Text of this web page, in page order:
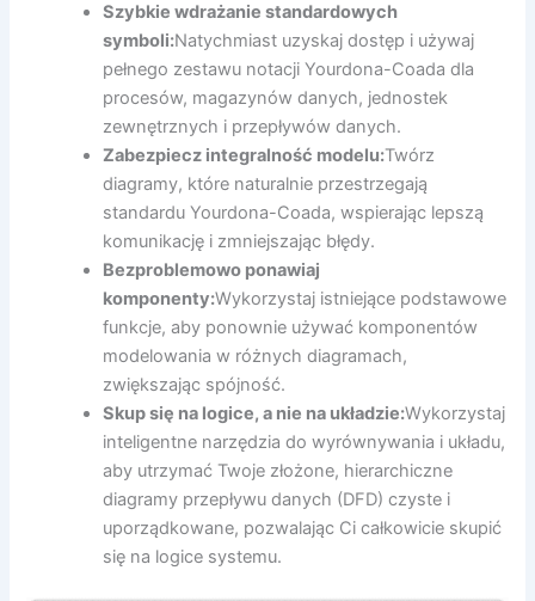
Szybkie wdrażanie standardowych
symboli:Natychmiast uzyskaj dostęp i używaj
pełnego zestawu notacji Yourdona-Coada dla
procesów, magazynów danych, jednostek
zewnętrznych i przepływów danych.
Zabezpiecz integralność modelu:Twórz
diagramy, które naturalnie przestrzegają
standardu Yourdona-Coada, wspierając lepszą
komunikację i zmniejszając błędy.
Bezproblemowo ponawiaj
komponenty:Wykorzystaj istniejące podstawowe
funkcje, aby ponownie używać komponentów
modelowania w różnych diagramach,
zwiększając spójność.
Skup się na logice, a nie na układzie:Wykorzystaj
inteligentne narzędzia do wyrównywania i układu,
aby utrzymać Twoje złożone, hierarchiczne
diagramy przepływu danych (DFD) czyste i
uporządkowane, pozwalając Ci całkowicie skupić
się na logice systemu.